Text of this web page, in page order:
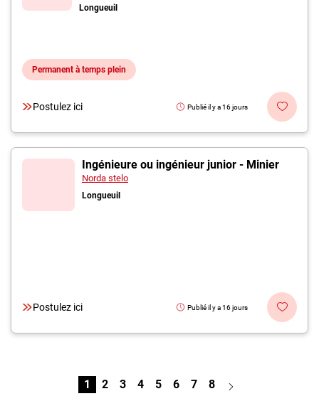
Longueuil
Permanent à temps plein
Postulez ici Publié il y a 16 jours
Ingénieure ou ingénieur junior - Minier
Norda stelo
Longueuil
Postulez ici Publié il y a 16 jours
1 2 3 4 5 6 7 8